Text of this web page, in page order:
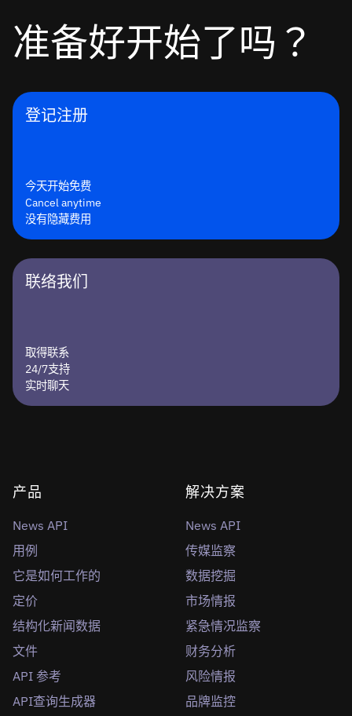
准备好开始了吗？
登记注册
今天开始免费
Cancel anytime
没有隐藏费用
联络我们
取得联系
24/7支持
实时聊天
产品
News API
用例
它是如何工作的
定价
结构化新闻数据
文件
API 参考
API查询生成器
解决方案
News API
传媒监察
数据挖掘
市场情报
紧急情况监察
财务分析
风险情报
品牌监控